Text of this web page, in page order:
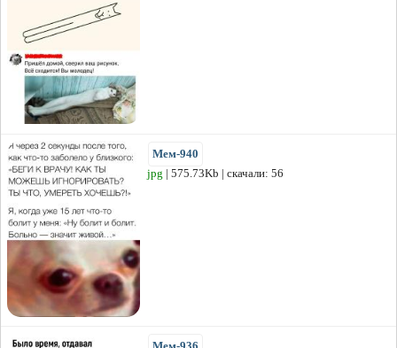
Мем-940
jpg | 575.73Kb | скачали: 56